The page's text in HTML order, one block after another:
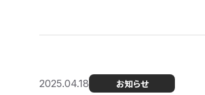
2025.04.18 お知らせ